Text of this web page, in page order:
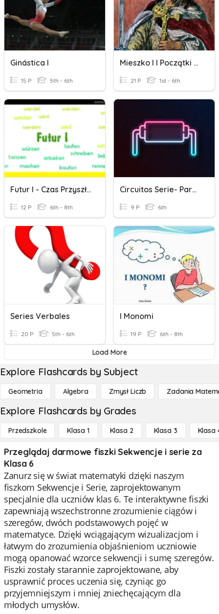
Ginástica I
15 P 5th - 6th
Mieszko I I Początki Polski
21 P 1st - 6th
Futur I - Czas Przyszły Futur I
12 P 6th - 8th
Circuitos Serie- Paralelo
9 P 6th
Series Verbales
20 P 5th - 6th
I Monomi
19 P 6th - 8th
Load More
Explore Flashcards by Subject
Geometria Algebra Zmysł Liczb Zadania
Explore Flashcards by Grades
Przedszkole Klasa 1 Klasa 2 Klasa 3 Klasa
Przeglądaj darmowe fiszki Sekwencje i serie za
Klasa 6
Zanurz się w świat matematyki dzięki naszym
fiszkom Sekwencje i Serie, zaprojektowanym
specjalnie dla uczniów klas 6. Te interaktywne fiszki
zapewniają wszechstronne zrozumienie ciągów i
szeregów, dwóch podstawowych pojęć w
matematyce. Dzięki wciągającym wizualizacjom i
łatwym do zrozumienia objaśnieniom uczniowie
mogą opanować wzorce sekwencji i sumę szeregów.
Fiszki zostały starannie zaprojektowane, aby
usprawnić proces uczenia się, czyniąc go
przyjemniejszym i mniej zniechęcającym dla
młodych umysłów.